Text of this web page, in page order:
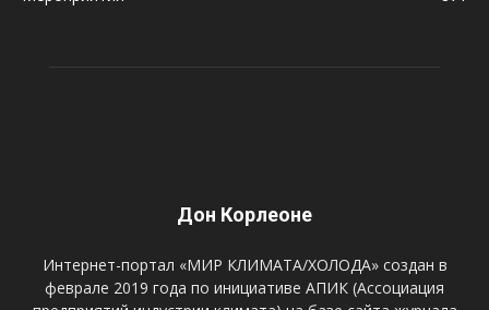
Дон Корлеоне
Интернет-портал «МИР КЛИМАТА/ХОЛОДА» создан в
феврале 2019 года по инициативе АПИК (Ассоциация